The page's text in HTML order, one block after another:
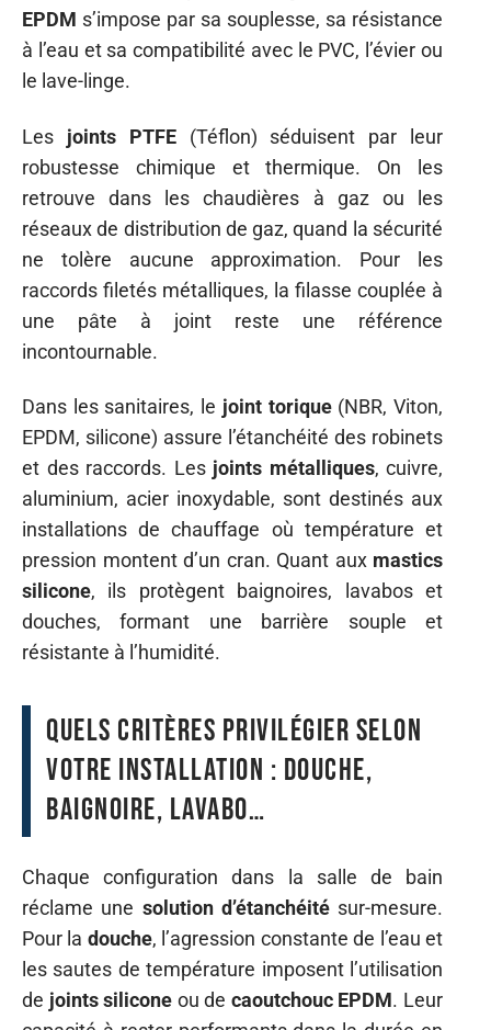
EPDM s’impose par sa souplesse, sa résistance
à l’eau et sa compatibilité avec le PVC, l’évier ou
le lave-linge.
Les joints PTFE(Téflon) séduisent par leur
robustesse chimique et thermique. On les
retrouve dans les chaudières à gaz ou les
réseaux de distribution de gaz, quand la sécurité
ne tolère aucune approximation. Pour les
raccords filetés métalliques, la filasse couplée à
une pâte à joint reste une référence
incontournable.
Dans les sanitaires, le joint torique(NBR, Viton,
EPDM, silicone) assure l’étanchéité des robinets
et des raccords. Les joints métalliques, cuivre,
aluminium, acier inoxydable, sont destinés aux
installations de chauffage où température et
pression montent d’un cran. Quant aux mastics
silicone, ils protègent baignoires, lavabos et
douches, formant une barrière souple et
résistante à l’humidité.
Quels critères privilégier selon
votre installation : douche,
baignoire, lavabo…
Chaque configuration dans la salle de bain
réclame une solution d’étanchéitésur-mesure.
Pour la douche, l’agression constante de l’eau et
les sautes de température imposent l’utilisation
de joints silicone ou de caoutchouc EPDM. Leur